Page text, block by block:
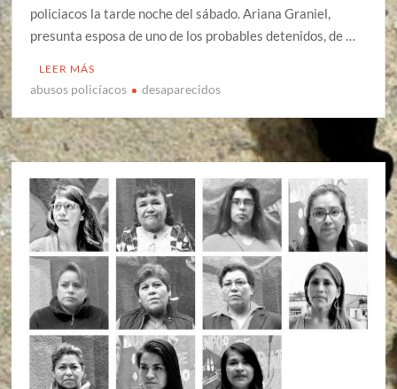
policiacos la tarde noche del sábado. Ariana Graniel,
presunta esposa de uno de los probables detenidos, de …
LEER MÁS
abusos policíacos desaparecidos